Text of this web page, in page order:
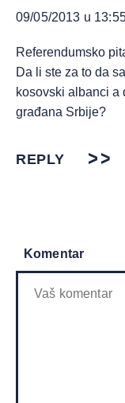
09/05/2013 u
Referendumsko
Da li ste za to da
kosovski albanci a
građana Srbije?
REPLY
Komentar